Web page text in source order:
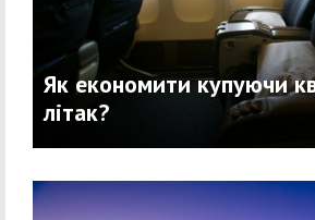
Як економити купуючи
літак?